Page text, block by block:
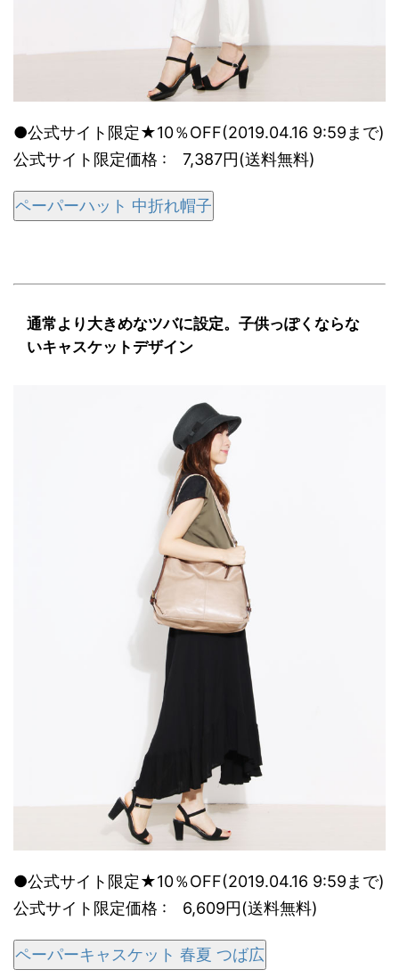
●公式サイト限定★10％OFF(2019.04.16 9:59まで)
公式サイト限定価格 : 7,387円(送料無料)
ペーパーハット 中折れ帽子
通常より大きめなツバに設定。子供っぽくならな
いキャスケットデザイン
●公式サイト限定★10％OFF(2019.04.16 9:59まで)
公式サイト限定価格 : 6,609円(送料無料)
ペーパーキャスケット 春夏 つば広